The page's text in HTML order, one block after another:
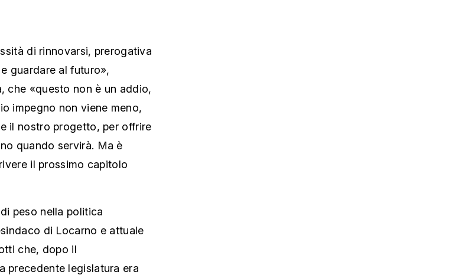
di rinnovarsi, prerogativa
guardare al futuro»,
che «questo non è un addio,
impegno non viene meno,
il nostro progetto, per offrire
quando servirà. Ma è
il prossimo capitolo
peso nella politica
di Locarno e attuale
che, dopo il
precedente legislatura era